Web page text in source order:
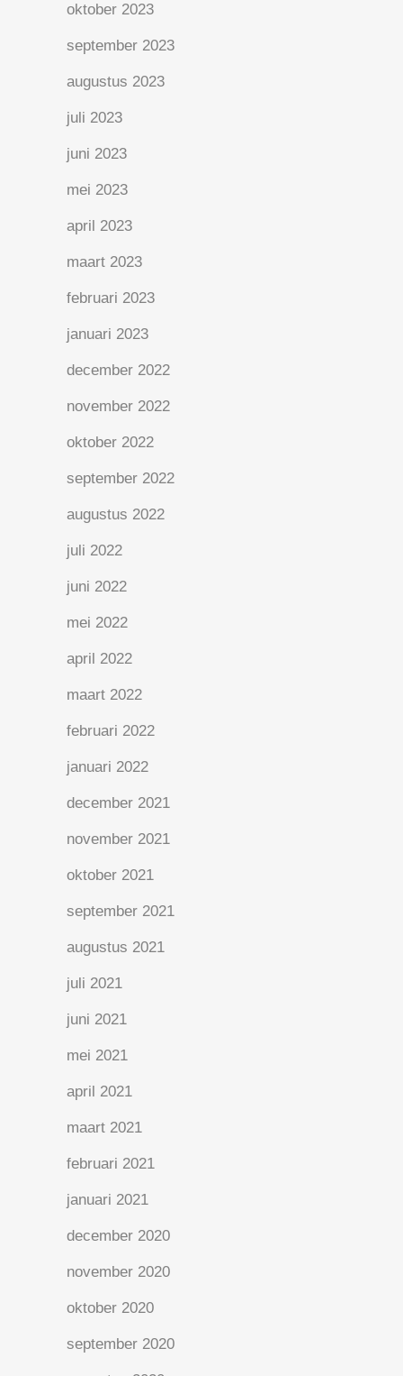
oktober 2023
september 2023
augustus 2023
juli 2023
juni 2023
mei 2023
april 2023
maart 2023
februari 2023
januari 2023
december 2022
november 2022
oktober 2022
september 2022
augustus 2022
juli 2022
juni 2022
mei 2022
april 2022
maart 2022
februari 2022
januari 2022
december 2021
november 2021
oktober 2021
september 2021
augustus 2021
juli 2021
juni 2021
mei 2021
april 2021
maart 2021
februari 2021
januari 2021
december 2020
november 2020
oktober 2020
september 2020